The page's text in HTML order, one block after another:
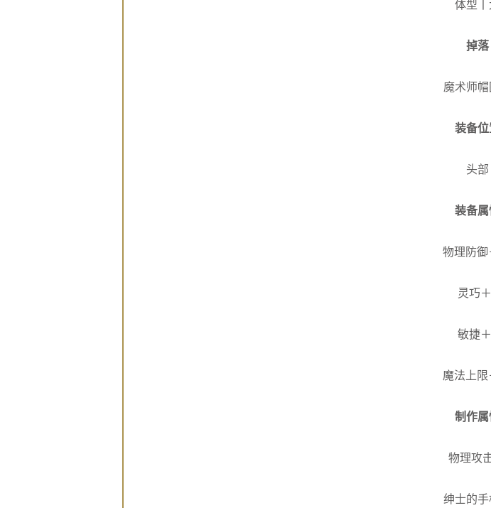
体型丨
掉落
魔术师
装备位
头部
装备属
物理防御
灵巧
敏捷
魔法上限
制作属
物理攻
绅士的手